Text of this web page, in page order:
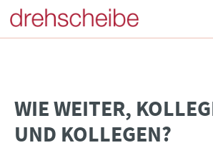
WIE WEITER,
UND KOLLEGEN?